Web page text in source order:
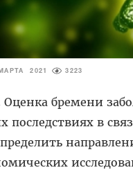
2021 3223
Оценка бремени
последствиях в